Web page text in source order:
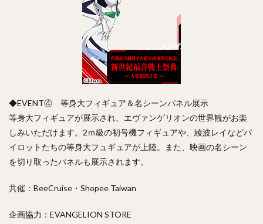
◆EVENT④ 等身大フィギュア＆名シーンパネル展示
等身大フィギュアが展示され、エヴァンゲリオンの世界観がお楽
しみいただけます。2ｍ級の初号機フィギュアや、綾波レイなどパ
イロットたちの等身大フュギュアが上陸。また、映画の名シーン
を切り取ったパネルも展示されます。
共催：BeeCruise・Shopee Taiwan
企画協力：EVANGELION STORE